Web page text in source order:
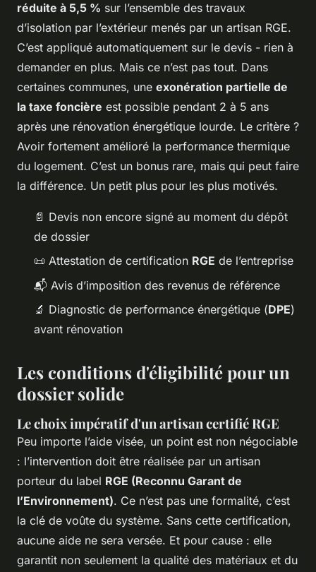
réduite à 5,5 % sur l’ensemble des travaux
d’isolation par l’extérieur menés par un artisan RGE.
C’est appliqué automatiquement sur le devis - rien à
demander en plus. Mais ce n’est pas tout. Dans
certaines communes, une exonération partielle de
la taxe foncière est possible pendant 2 à 5 ans
après une rénovation énergétique lourde. Le critère ?
Avoir fortement amélioré la performance thermique
du logement. C’est un bonus rare, mais qui peut faire
la différence. Un petit plus pour les plus motivés.
📄 Devis non encore signé au moment du dépôt
de dossier
📜 Attestation de certification RGE de l’entreprise
📬 Avis d’imposition des revenus de référence
🔬 Diagnostic de performance énergétique (DPE)
avant rénovation
Les conditions d'éligibilité pour un
dossier solide
Le choix impératif d'un artisan certifié RGE
Peu importe l’aide visée, un point est non négociable
: l’intervention doit être réalisée par un artisan
porteur du label RGE (Reconnu Garant de
l’Environnement). Ce n’est pas une formalité, c’est
la clé de voûte du système. Sans cette certification,
aucune aide ne sera versée. Et pour cause : elle
garantit non seulement la qualité des matériaux et du